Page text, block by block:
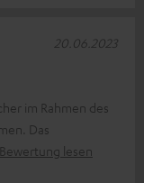
im Rahmen des
Das
lesen
20.06.2023